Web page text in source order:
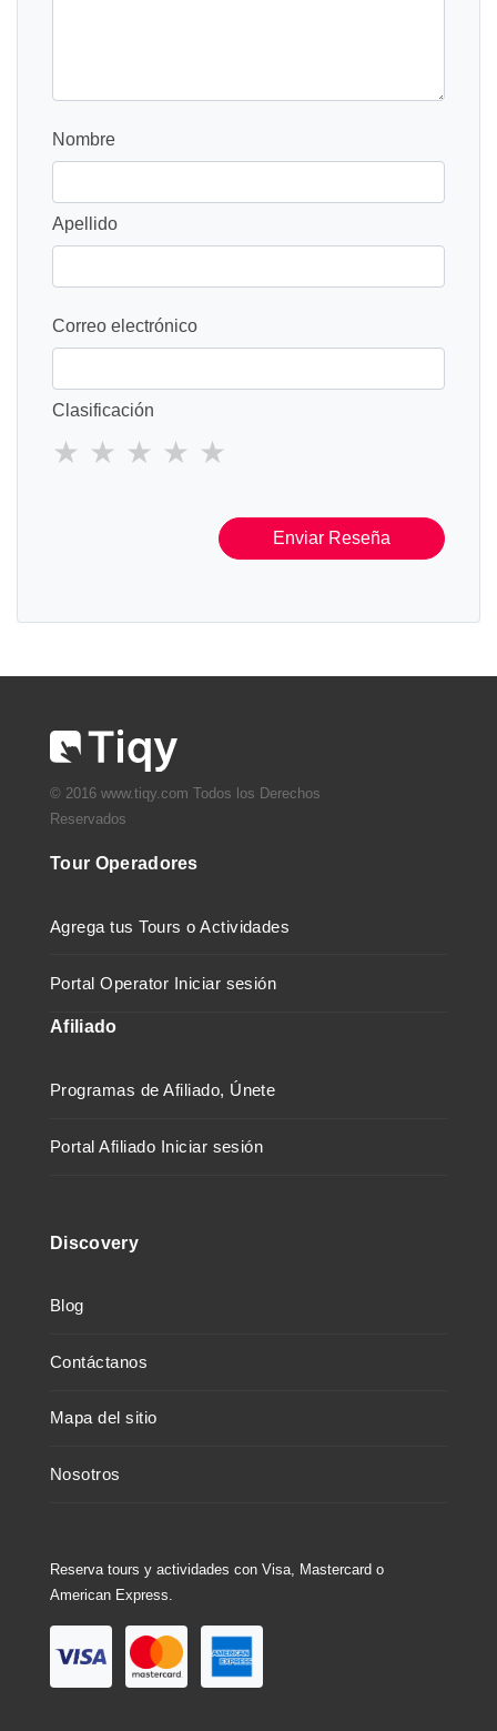
Nombre
Apellido
Correo electrónico
Clasificación
Enviar Reseña
© 2016 www.tiqy.com Todos los Derechos
Reservados
Tour Operadores
Agrega tus Tours o Actividades
Portal Operator Iniciar sesión
Afiliado
Programas de Afiliado, Únete
Portal Afiliado Iniciar sesión
Discovery
Blog
Contáctanos
Mapa del sitio
Nosotros
Reserva tours y actividades con Visa, Mastercard o
American Express.